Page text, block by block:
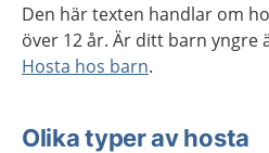
Den här texten handlar om
över 12 år. Är ditt barn yngre
Hosta hos barn.
Olika typer av hosta